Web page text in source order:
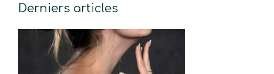
Derniers articles